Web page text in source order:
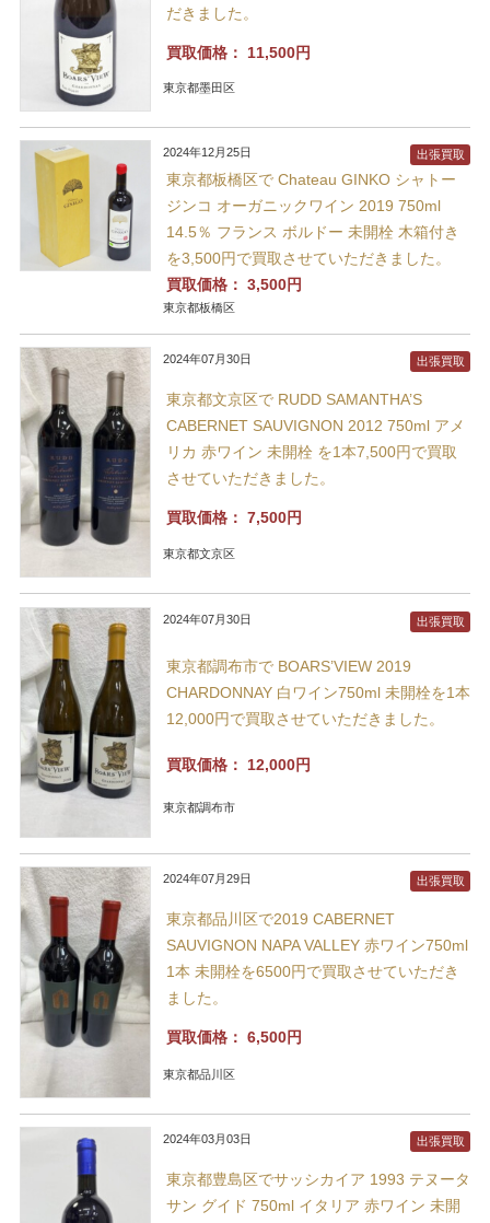
だきました。
買取価格： 11,500円
東京都墨田区
2024年12月25日
東京都板橋区で Chateau GINKO シャトー
ジンコ オーガニックワイン 2019 750ml
14.5％ フランス ボルドー 未開栓 木箱付き
を3,500円で買取させていただきました。
買取価格： 3,500円
東京都板橋区
出張買取
2024年07月30日
東京都文京区で RUDD SAMANTHA’S
CABERNET SAUVIGNON 2012 750ml アメ
リカ 赤ワイン 未開栓 を1本7,500円で買取
させていただきました。
買取価格： 7,500円
東京都文京区
出張買取
2024年07月30日
東京都調布市で BOARS’VIEW 2019
CHARDONNAY 白ワイン750ml 未開栓を1本
12,000円で買取させていただきました。
買取価格： 12,000円
東京都調布市
出張買取
2024年07月29日
東京都品川区で2019 CABERNET
SAUVIGNON NAPA VALLEY 赤ワイン750ml
1本 未開栓を6500円で買取させていただき
ました。
買取価格： 6,500円
東京都品川区
出張買取
2024年03月03日
東京都豊島区でサッシカイア 1993 テヌータ
サン グイド 750ml イタリア 赤ワイン 未開
出張買取